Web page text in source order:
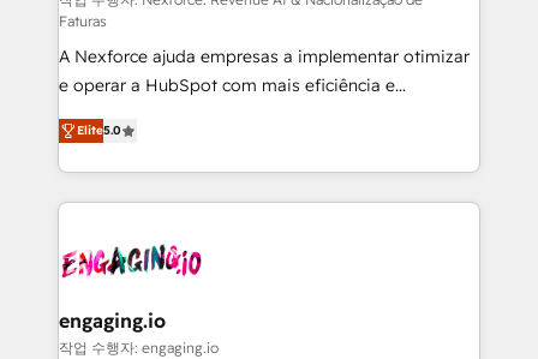
socios estratégicos, ayudando a sostener y escalar
lo que construimos juntos. Porque crecer sin orden
no es crecer — es solo moverse rápido. 🌎
Operamos en Colombia, Perú, México, Ecuador,
Chile, Panamá, Bolivia, Argentina y República
Dominicana — con experiencia real en educación,
retail, salud, banca, bienes raíces, construcción y
Faturas
A Nexforce ajuda empresas a implementar otimizar
e operar a HubSpot com mais eficiência e
previsibilidade de receita. Combinamos Revenue
Operations (RevOps) e Inteligência Artificial para
estruturar processos integrar sistemas organizar
dados e automatizar operações. O objetivo é
operacional de receita conectando equipes
Também somos distribuidores oficiais da HubSpot
e de mais de 150 softwares globais permitindo
Elite5.0
engaging.io
작업 수행자: engaging.io